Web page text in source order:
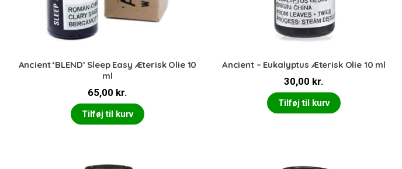
Ancient ‘BLEND’ Sleep Easy Æterisk Olie 10
ml
65,00 kr.
Tilføj til kurv
Ancient – Eukalyptus Æterisk Olie 10 ml
30,00 kr.
Tilføj til kurv